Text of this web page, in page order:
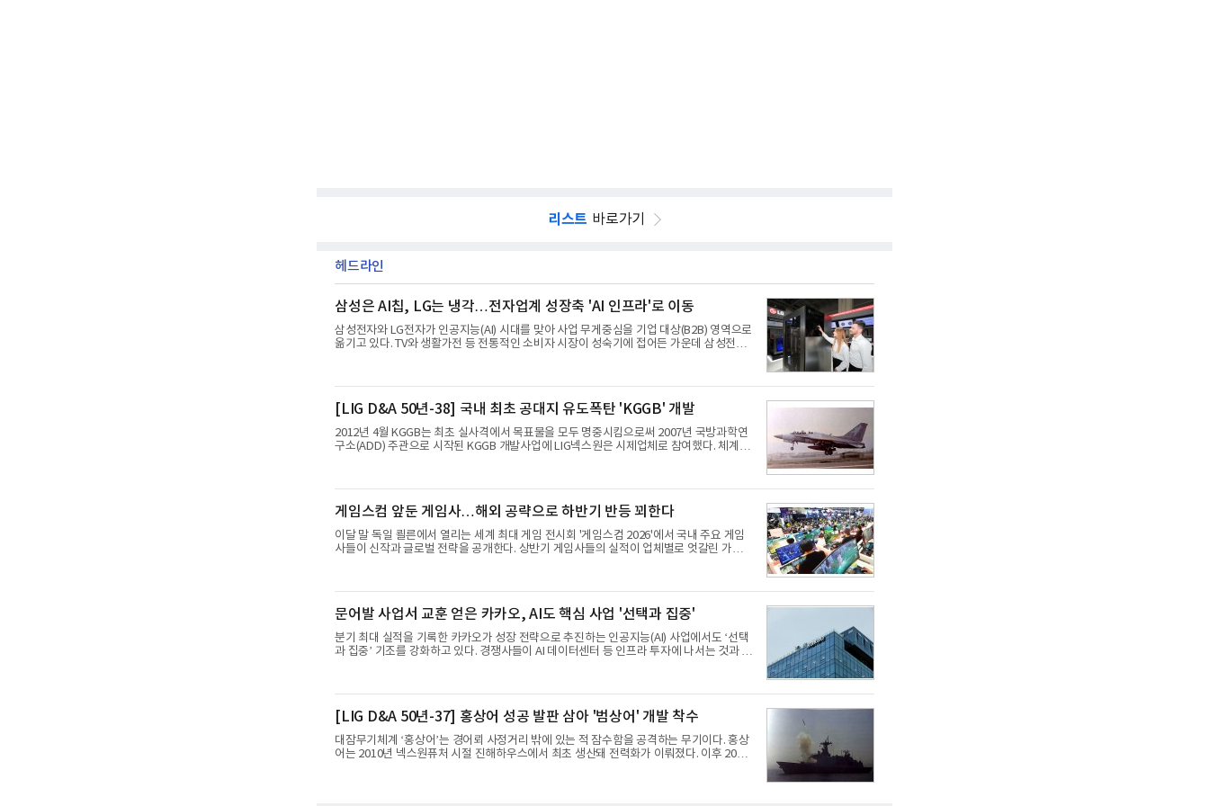
리스트 바로가기
헤드라인
삼성은 AI칩, LG는 냉각…전자업계 성장축 'AI 인프라'로 이동
삼성전자와 LG전자가 인공지능(AI) 시대를 맞아 사업 무게중심을 기업 대상(B2B) 영역으로
옮기고 있다. TV와 생활가전 등 전통적인 소비자 시장이 성숙기에 접어든 가운데 삼성전자
생활가전과 프리미엄 제품 경쟁력에 더해 B2B 사업 확대 효과로 수익성을 방어한 반면 삼
리 등 반도체 사업을 중심으로 새로운 성장 동력을 확보하는 데 집중하고 있다.LG전자는
B2B 사업 확대
[LIG D&A 50년-38] 국내 최초 공대지 유도폭탄 'KGGB' 개발
2012년 4월 KGGB는 최초 실사격에서 목표물을 모두 명중시킴으로써 2007년 국방과학연
구소(ADD) 주관으로 시작된 KGGB 개발사업에 LIG넥스원은 시제업체로 참여했다. 체계개
투용 적합 판정을 받았다.우리 공군이 운용하는 모든 전투기에 탑재할 수 있는 KGGB는 일
보유하고 있는 상당량의 일반목적폭탄을 활용하기 위한 취지였다.항공기에 장착된 KGGB
는 조종사가 휴대하는 명령통신장치(PDU, P
게임스컴 앞둔 게임사…해외 공략으로 하반기 반등 꾀한다
이달 말 독일 쾰른에서 열리는 세계 최대 게임 전시회 '게임스컴 2026'에서 국내 주요 게임
사들이 신작과 글로벌 전략을 공개한다. 상반기 게임사들의 실적이 업체별로 엇갈린 가운데
'PUBG: 배틀그라운드'의 안정적인 성장에 힘입어 상반기 연결 기준 매출 2조6616억원, 영
어 호실적을 거둘 것으로 전망된다.반면 넷마블은 2분기 매출이 증가했지만 영업이익은 전
년 동기 대
문어발 사업서 교훈 얻은 카카오, AI도 핵심 사업 '선택과 집중'
분기 최대 실적을 기록한 카카오가 성장 전략으로 추진하는 인공지능(AI) 사업에서도 ‘선택
과 집중’ 기조를 강화하고 있다. 경쟁사들이 AI 데이터센터 등 인프라 투자에 나서는 것과 달
집중하겠다는 취지로 풀이된다.7일 업계에 따르면 카카오는 올해 2분기 연결 기준 매출 2조
36% 증가해 모두 분기 기준 역대 최대치다. 상반기 기준 매출은 4조405억원, 영업이익은
4884억
[LIG D&A 50년-37] 홍상어 성공 발판 삼아 '범상어' 개발 착수
대잠무기체계 ‘홍상어’는 경어뢰 사정거리 밖에 있는 적 잠수함을 공격하는 무기이다. 홍상
어는 2010년 넥스원퓨처 시절 진해하우스에서 최초 생산돼 전력화가 이뤄졌다. 이후 2012